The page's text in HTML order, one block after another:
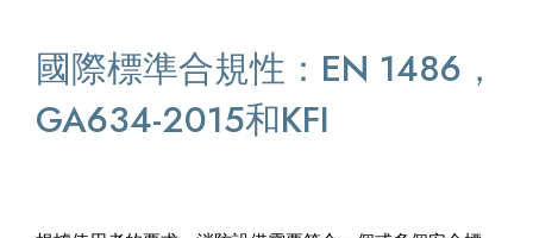
國際標準合規性：EN 1486，
GA634-2015和KFI